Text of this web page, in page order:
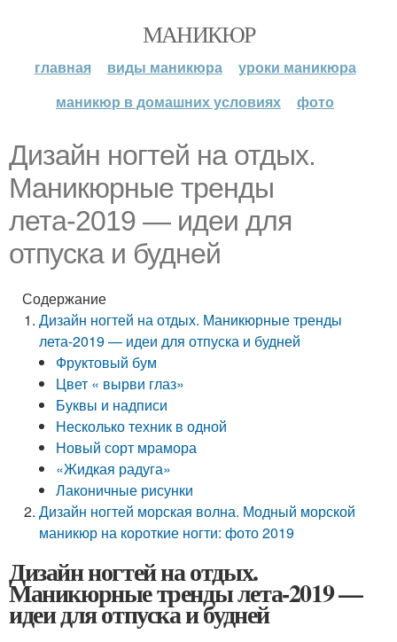
МАНИКЮР
главная виды маникюра
уроки маникюра
маникюр в домашних условиях
фото
Дизайн ногтей на отдых.
Маникюрные тренды
лета-2019 — идеи для
отпуска и будней
Содержание
Дизайн ногтей на отдых. Маникюрные тренды
лета-2019 — идеи для отпуска и будней
Фруктовый бум
Цвет « вырви глаз»
Буквы и надписи
Несколько техник в одной
Новый сорт мрамора
«Жидкая радуга»
Лаконичные рисунки
Дизайн ногтей морская волна. Модный морской
маникюр на короткие ногти: фото 2019
Дизайн ногтей на отдых.
Маникюрные тренды лета-2019 —
идеи для отпуска и будней